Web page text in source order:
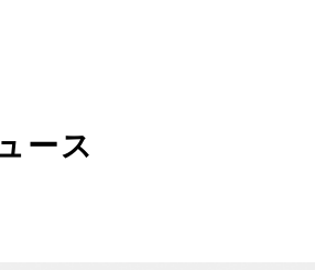
ース